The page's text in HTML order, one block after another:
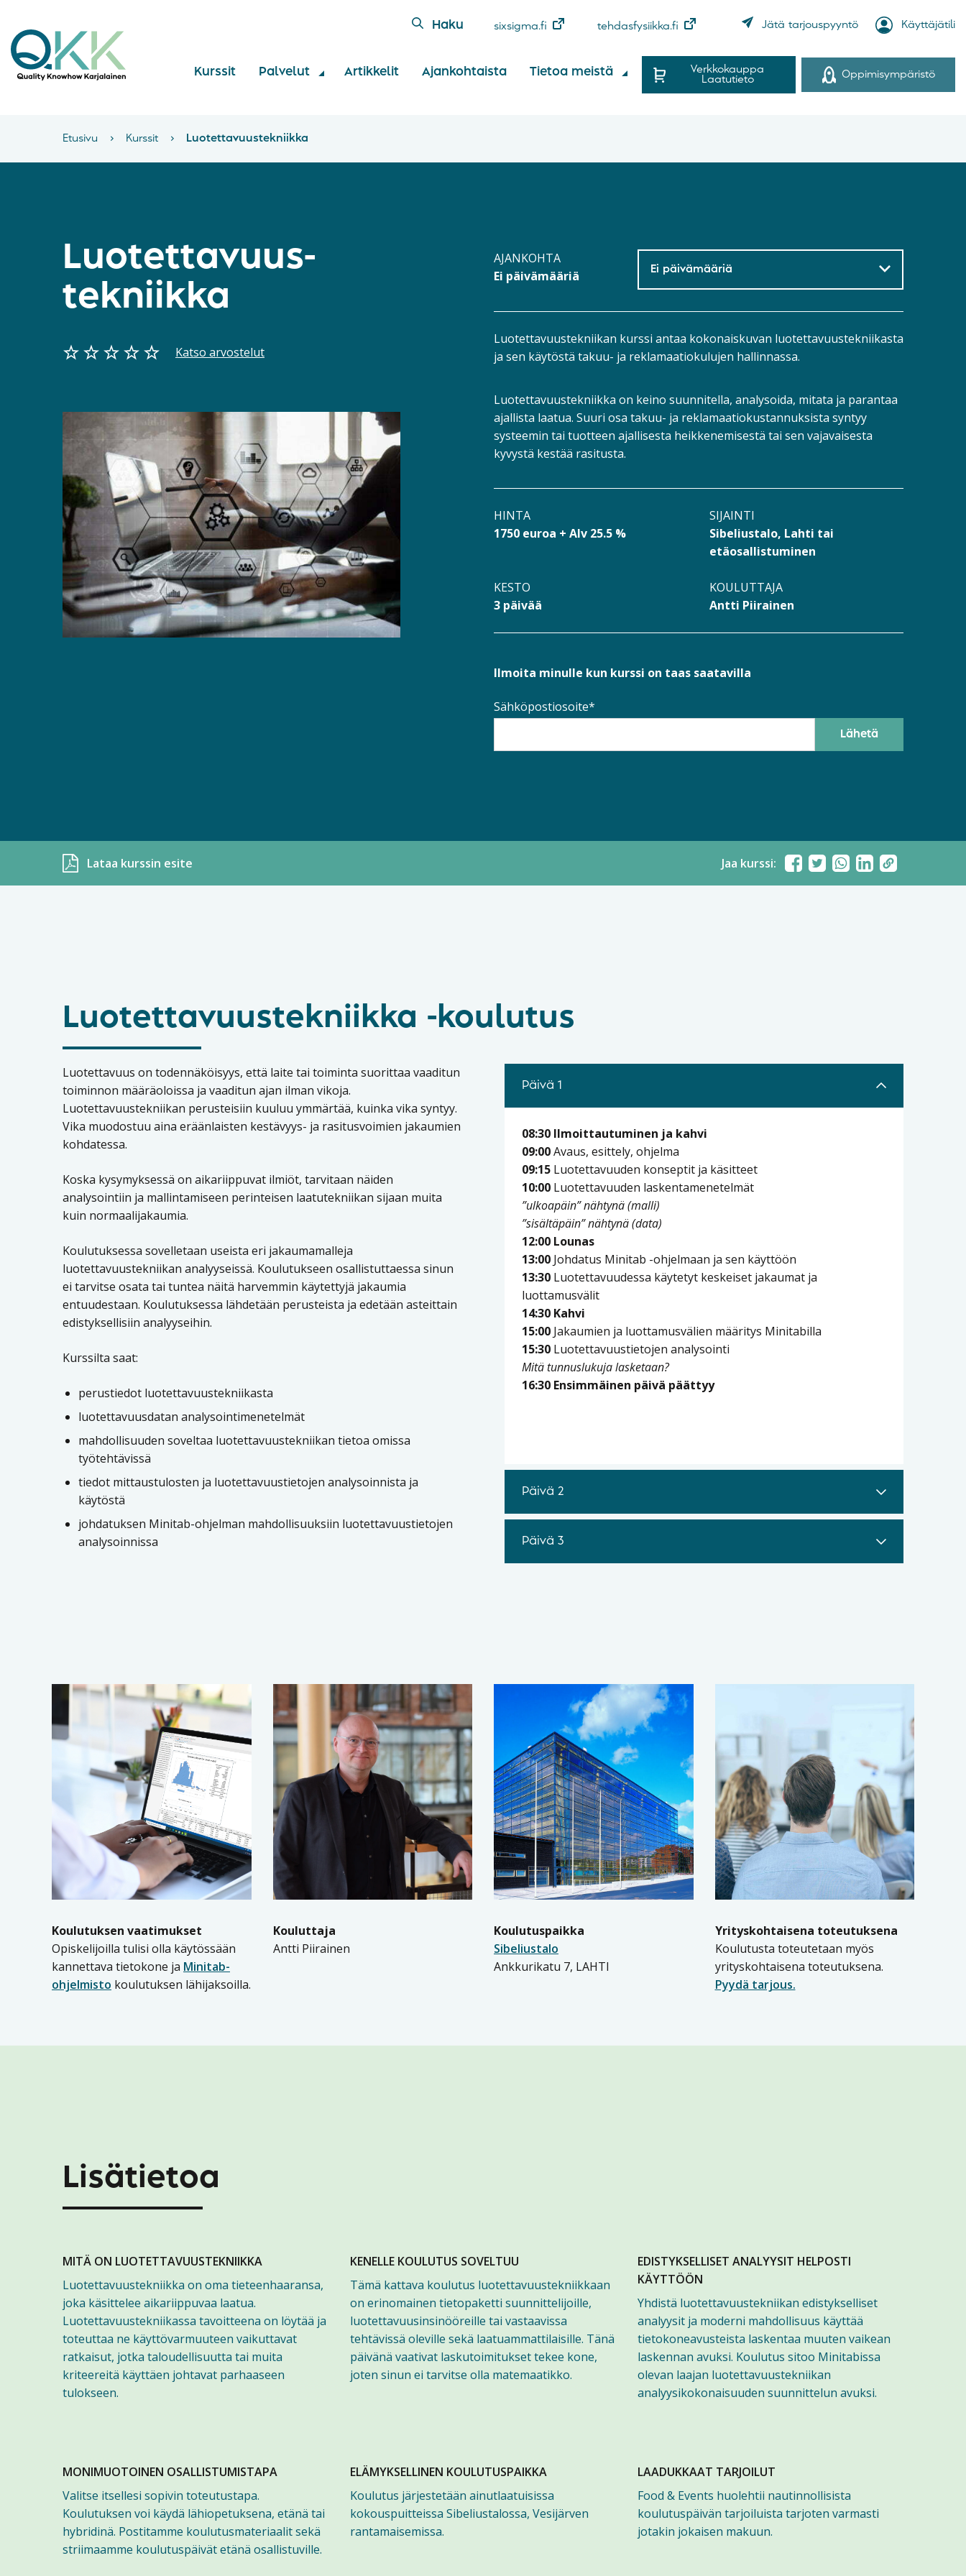
Haku sixsigma.fi tehdasfysiikka.fi Jätä tarjouspyyntö Käyttäjätili
Kurssit Palvelut Artikkelit Ajankohtaista Tietoa meistä
Verkkokauppa
Laatutieto
Oppimisympäristö
Etusivu › Kurssit › Luotettavuus­tekniikka
Luotettavuus­
tekniikka
Katso arvostelut
AJANKOHTA
Ei päivämääriä
Ei päivämääriä
Luotettavuustekniikan kurssi antaa kokonaiskuvan luotettavuustekniikasta
ja sen käytöstä takuu- ja reklamaatiokulujen hallinnassa.
Luotettavuustekniikka on keino suunnitella, analysoida, mitata ja parantaa
ajallista laatua. Suuri osa takuu- ja reklamaatiokustannuksista syntyy
systeemin tai tuotteen ajallisesta heikkenemisestä tai sen vajavaisesta
kyvystä kestää rasitusta.
HINTA
1750 euroa + Alv 25.5 %
SIJAINTI
Sibeliustalo, Lahti tai
etäosallistuminen
KESTO
3 päivää
KOULUTTAJA
Antti Piirainen
Ilmoita minulle kun kurssi on taas saatavilla
Sähköpostiosoite*
Lataa kurssin esite Jaa kurssi:
Luotettavuustekniikka -koulutus
Luotettavuus on todennäköisyys, että laite tai toiminta suorittaa vaaditun
toiminnon määräoloissa ja vaaditun ajan ilman vikoja.
Luotettavuustekniikan perusteisiin kuuluu ymmärtää, kuinka vika syntyy.
Vika muodostuu aina eräänlaisten kestävyys- ja rasitusvoimien jakaumien
kohdatessa.
Koska kysymyksessä on aikariippuvat ilmiöt, tarvitaan näiden
analysointiin ja mallintamiseen perinteisen laatutekniikan sijaan muita
kuin normaalijakaumia.
Koulutuksessa sovelletaan useista eri jakaumamalleja
luotettavuustekniikan analyyseissä. Koulutukseen osallistuttaessa sinun
ei tarvitse osata tai tuntea näitä harvemmin käytettyjä jakaumia
entuudestaan. Koulutuksessa lähdetään perusteista ja edetään asteittain
edistyksellisiin analyyseihin.
Kurssilta saat:
perustiedot luotettavuustekniikasta
luotettavuusdatan analysointimenetelmät
mahdollisuuden soveltaa luotettavuustekniikan tietoa omissa
työtehtävissä
tiedot mittaustulosten ja luotettavuustietojen analysoinnista ja
käytöstä
johdatuksen Minitab-ohjelman mahdollisuuksiin luotettavuustietojen
analysoinnissa
Päivä 1
08:30 Ilmoittautuminen ja kahvi
09:00Avaus, esittely, ohjelma
09:15 Luotettavuuden konseptit ja käsitteet
10:00 Luotettavuuden laskentamenetelmät
”ulkoapäin” nähtynä (malli)
”sisältäpäin” nähtynä (data)
12:00 Lounas
13:00 Johdatus Minitab -ohjelmaan ja sen käyttöön
13:30 Luotettavuudessa käytetyt keskeiset jakaumat ja
luottamusvälit
14:30 Kahvi
15:00 Jakaumien ja luottamusvälien määritys Minitabilla
15:30 Luotettavuustietojen analysointi
Mitä tunnuslukuja lasketaan?
16:30 Ensimmäinen päivä päättyy
Päivä 2
Päivä 3
Koulutuksen vaatimukset
Opiskelijoilla tulisi olla käytössään
kannettava tietokone ja Minitab-
ohjelmisto koulutuksen lähijaksoilla.
Kouluttaja
Antti Piirainen
Koulutuspaikka
Sibeliustalo
Ankkurikatu 7, LAHTI
Yrityskohtaisena toteutuksena
Koulutusta toteutetaan myös
yrityskohtaisena toteutuksena.
Pyydä tarjous.
Lisätietoa
MITÄ ON LUOTETTAVUUSTEKNIIKKA
Luotettavuustekniikka on oma tieteenhaaransa,
joka käsittelee aikariippuvaa laatua.
Luotettavuustekniikassa tavoitteena on löytää ja
toteuttaa ne käyttövarmuuteen vaikuttavat
ratkaisut, jotka taloudellisuutta tai muita
kriteereitä käyttäen johtavat parhaaseen
tulokseen.
KENELLE KOULUTUS SOVELTUU
Tämä kattava koulutus luotettavuustekniikkaan
on erinomainen tietopaketti suunnittelijoille,
luotettavuusinsinööreille tai vastaavissa
tehtävissä oleville sekä laatuammattilaisille. Tänä
päivänä vaativat laskutoimitukset tekee kone,
joten sinun ei tarvitse olla matemaatikko.
EDISTYKSELLISET ANALYYSIT HELPOSTI
KÄYTTÖÖN
Yhdistä luotettavuustekniikan edistykselliset
analyysit ja moderni mahdollisuus käyttää
tietokoneavusteista laskentaa muuten vaikean
laskennan avuksi. Koulutus sitoo Minitabissa
olevan laajan luotettavuustekniikan
analyysikokonaisuuden suunnittelun avuksi.
MONIMUOTOINEN OSALLISTUMISTAPA
Valitse itsellesi sopivin toteutustapa.
Koulutuksen voi käydä lähiopetuksena, etänä tai
hybridinä. Postitamme koulutusmateriaalit sekä
striimaamme koulutuspäivät etänä osallistuville.
ELÄMYKSELLINEN KOULUTUSPAIKKA
Koulutus järjestetään ainutlaatuisissa
kokouspuitteissa Sibeliustalossa, Vesijärven
rantamaisemissa.
LAADUKKAAT TARJOILUT
Food & Events huolehtii nautinnollisista
koulutuspäivän tarjoiluista tarjoten varmasti
jotakin jokaisen makuun.